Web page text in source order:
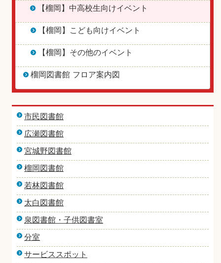
【榴岡】中高校生向けイベント
【榴岡】こども向けイベント
【榴岡】その他のイベント
榴岡図書館 フロア案内図
市民図書館
広瀬図書館
宮城野図書館
榴岡図書館
若林図書館
太白図書館
泉図書館・子供図書室
分室
サービススポット